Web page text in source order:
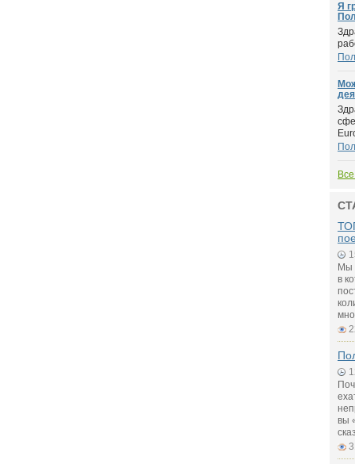
Я
Мы
в
вы